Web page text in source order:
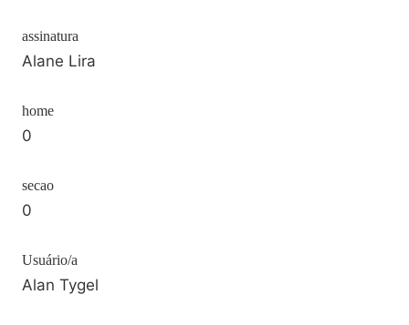
assinatura
Alane Lira
home
0
secao
0
Usuário/a
Alan Tygel